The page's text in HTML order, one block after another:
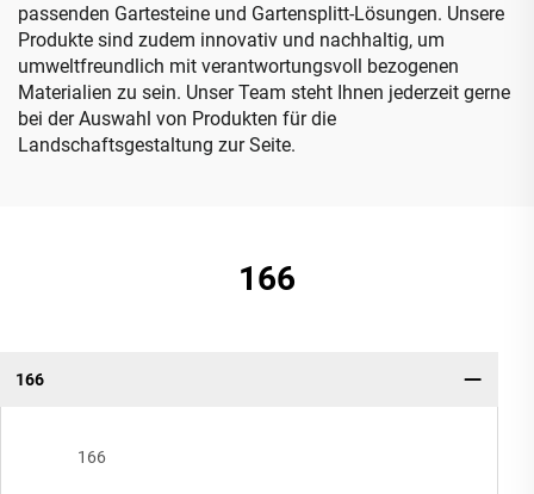
passenden Gartesteine und Gartensplitt-Lösungen. Unsere
Produkte sind zudem innovativ und nachhaltig, um
umweltfreundlich mit verantwortungsvoll bezogenen
Materialien zu sein. Unser Team steht Ihnen jederzeit gerne
bei der Auswahl von Produkten für die
Landschaftsgestaltung zur Seite.
166
166
166